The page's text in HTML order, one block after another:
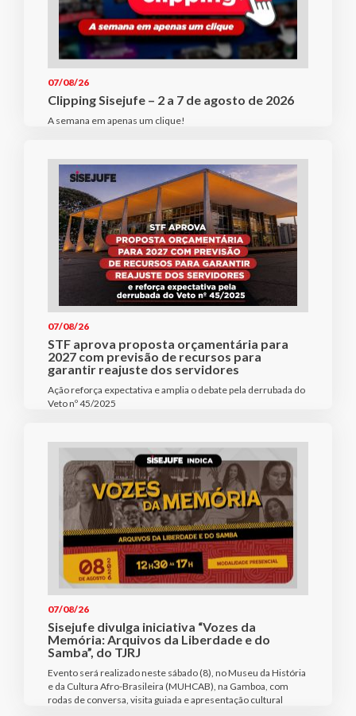
07/08/26
Clipping Sisejufe – 2 a 7 de agosto de 2026
A semana em apenas um clique!
07/08/26
STF aprova proposta orçamentária para
2027 com previsão de recursos para
garantir reajuste dos servidores
Ação reforça expectativa e amplia o debate pela derrubada do
Veto nº 45/2025
07/08/26
Sisejufe divulga iniciativa “Vozes da
Memória: Arquivos da Liberdade e do
Samba”, do TJRJ
Evento será realizado neste sábado (8), no Museu da História
e da Cultura Afro-Brasileira (MUHCAB), na Gamboa, com
rodas de conversa, visita guiada e apresentação cultural